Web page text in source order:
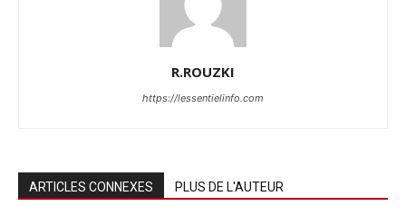
R.ROUZKI
https://lessentielinfo.com
ARTICLES CONNEXES PLUS DE L'AUTEUR